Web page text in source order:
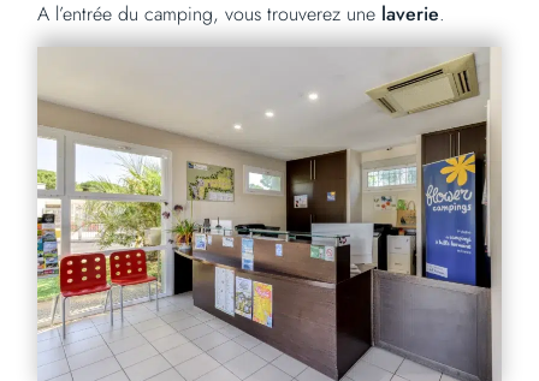
A l’entrée du camping, vous trouverez une laverie.